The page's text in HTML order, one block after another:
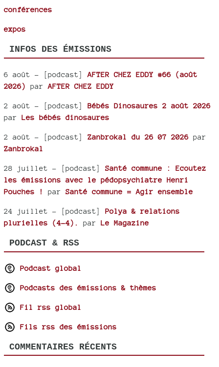
conférences
expos
INFOS DES ÉMISSIONS
6 août - [podcast] AFTER CHEZ EDDY #66 (août
2026)
par AFTER CHEZ EDDY
2 août - [podcast] Bébés Dinosaures 2 août 2026
par Les bébés dinosaures
2 août - [podcast] Zanbrokal du 26 07 2026 par
Zanbrokal
28 juillet - [podcast] Santé commune : Ecoutez
les émissions avec le pédopsychiatre Henri
Pouches !
par Santé commune = Agir ensemble
24 juillet - [podcast] Polya & relations
plurielles (4-4).
par Le Magazine
PODCAST & RSS
Podcast global
Podcasts des émissions & thèmes
Fil rss global
Fils rss des émissions
COMMENTAIRES RÉCENTS